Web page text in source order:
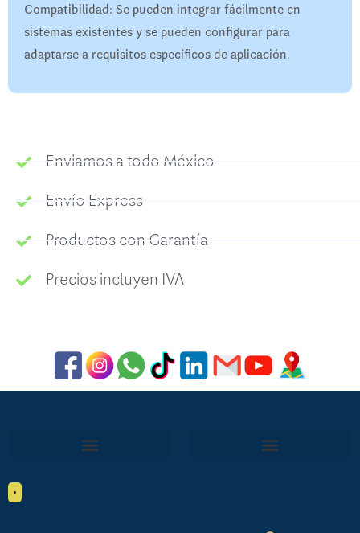
Compatibilidad: Se pueden integrar fácilmente en
sistemas existentes y se pueden configurar para
adaptarse a requisitos específicos de aplicación.
Enviamos a todo México
Envío Express
Productos con Garantía
Precios incluyen IVA
•